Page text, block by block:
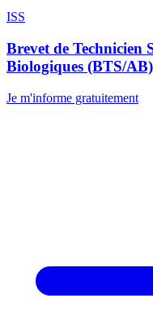
ISS
Brevet de Technicien
Biologiques (BTS/AB)
Je m'informe gratuitement